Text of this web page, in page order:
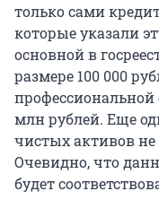
только сами
которые указали
основной в
размере 100 000
профессиональной
млн рублей. Еще
чистых активов не
Очевидно, что
будет